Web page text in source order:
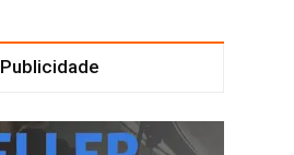
Publicidade